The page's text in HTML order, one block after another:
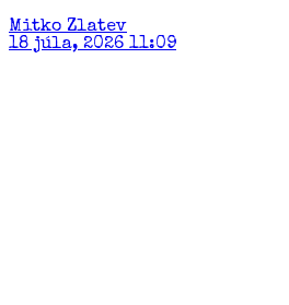
Mitko Zlatev
18 júla, 2026 11:09